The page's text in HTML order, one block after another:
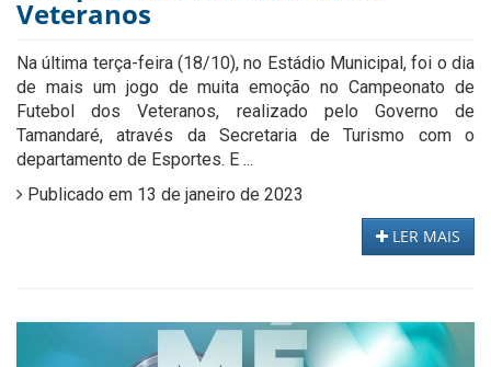
Veteranos
Na última terça-feira (18/10), no Estádio Municipal, foi o dia
de mais um jogo de muita emoção no Campeonato de
Futebol dos Veteranos, realizado pelo Governo de
Tamandaré, através da Secretaria de Turismo com o
departamento de Esportes. E ...
Publicado em 13 de janeiro de 2023
LER MAIS